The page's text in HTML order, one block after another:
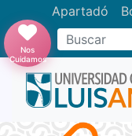
Apartadó
Buscar
Nos
Cuidamos